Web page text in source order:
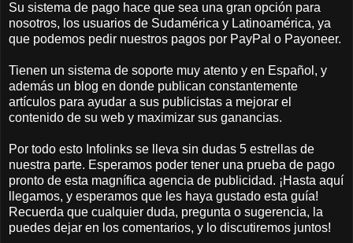
Su sistema de pago hace que sea una gran opción para
nosotros, los usuarios de Sudamérica y Latinoamérica, ya
que podemos pedir nuestros pagos por PayPal o Payoneer.
Tienen un sistema de soporte muy atento y en Español, y
además un blog en donde publican constantemente
artículos para ayudar a sus publicistas a mejorar el
contenido de su web y maximizar sus ganancias.
Por todo esto Infolinks se lleva sin dudas 5 estrellas de
nuestra parte. Esperamos poder tener una prueba de pago
pronto de esta magnífica agencia de publicidad. ¡Hasta aquí
llegamos, y esperamos que les haya gustado esta guía!
Recuerda que cualquier duda, pregunta o sugerencia, la
puedes dejar en los comentarios, y lo discutiremos juntos!